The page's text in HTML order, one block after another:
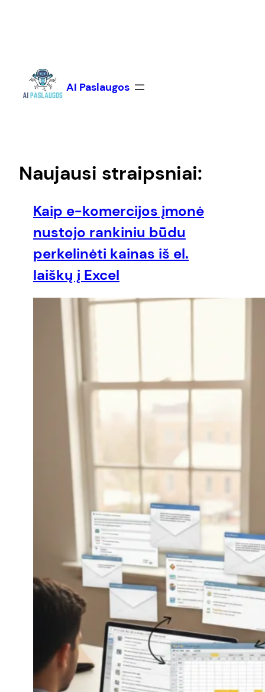
turinio
AI Paslaugos
Naujausi straipsniai:
Kaip e-komercijos įmonė
nustojo rankiniu būdu
perkelinėti kainas iš el.
laiškų į Excel